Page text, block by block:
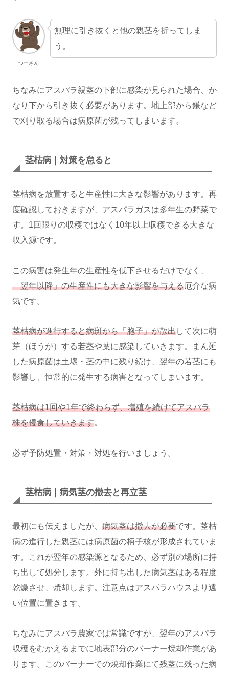
つーさん
無理に引き抜くと他の親茎を折ってしま
う。
ちなみにアスパラ親茎の下部に感染が見られた場合、か
なり下から引き抜く必要があります。地上部から鎌など
で刈り取る場合は病原菌が残ってしまいます。
茎枯病｜対策を怠ると
茎枯病を放置すると生産性に大きな影響があります。再
度確認しておきますが、アスパラガスは多年生の野菜で
す。1回限りの収穫ではなく10年以上収穫できる大きな
収入源です。
この病害は発生年の生産性を低下させるだけでなく、
「翌年以降」の生産性にも大きな影響を与える厄介な病
気です。
茎枯病が進行すると病斑から「胞子」が散出して次に萌
芽（ほうが）する若茎や葉に感染していきます。まん延
した病原菌は土壌・茎の中に残り続け、翌年の若茎にも
影響し、恒常的に発生する病害となってしまいます。
茎枯病は1回や1年で終わらず、増殖を続けてアスパラ
株を侵食していきます。
必ず予防処置・対策・対処を行いましょう。
茎枯病｜病気茎の撤去と再立茎
最初にも伝えましたが、 病気茎は撤去が必要です。茎枯
病の進行した親茎には病原菌の柄子核が形成されていま
す。これが翌年の感染源となるため、必ず別の場所に持
ち出して処分します。外に持ち出した病気茎はある程度
乾燥させ、焼却します。注意点はアスパラハウスより遠
い位置に置きます。
ちなみにアスパラ農家では常識ですが、翌年のアスパラ
収穫をむかえるまでに地表部分のバーナー焼却作業があ
ります。このバーナーでの焼却作業にて残茎に残った病